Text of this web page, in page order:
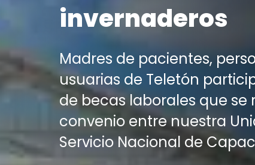
invernaderos
Madres de pacientes,
usuarias de Teletón
de becas laborales que se
convenio entre nuestra
Servicio Nacional de